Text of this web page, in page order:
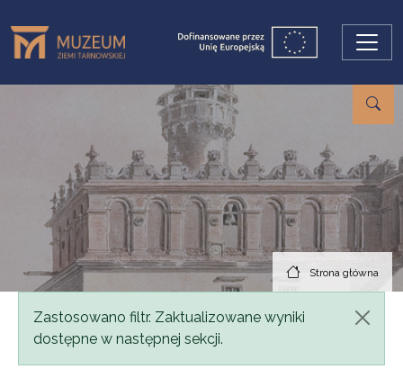
Strona główna
Komunikat
Zastosowano filtr. Zaktualizowane wyniki
dostępne w następnej sekcji.